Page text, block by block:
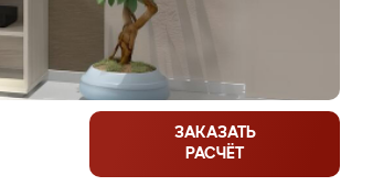
ЗАКАЗАТЬ
РАСЧЁТ